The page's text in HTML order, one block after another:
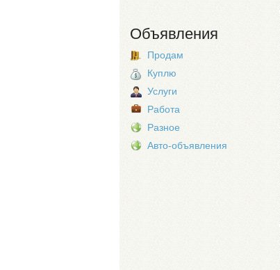
Объявления
Продам
Куплю
Услуги
Работа
Разное
Авто-объявления